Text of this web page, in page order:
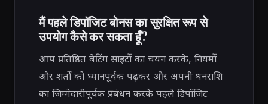
मैं पहले डिपॉजिट बोनस का सुरक्षित रूप से
उपयोग कैसे कर सकता हूँ?
आप प्रतिष्ठित बेटिंग साइटों का चयन करके, नियमों
और शर्तों को ध्यानपूर्वक पढ़कर और अपनी धनराशि
का जिम्मेदारीपूर्वक प्रबंधन करके पहले डिपॉजिट